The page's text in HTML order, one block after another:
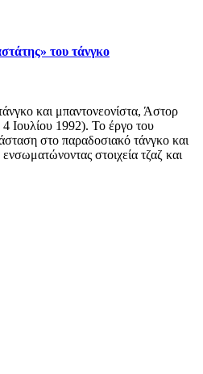
του τάνγκο
και μπαντονεονίστα, Άστορ
Ιουλίου 1992). Το έργο του
στο παραδοσιακό τάνγκο και
στοιχεία τζαζ και